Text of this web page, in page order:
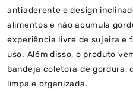
antiaderente e design
alimentos e não acumula
experiência livre de sujeira e
uso. Além disso, o produto
bandeja coletora de gordura,
limpa e organizada.